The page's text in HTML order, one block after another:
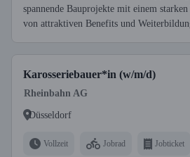
spannende Bauprojekte mit einem
von attraktiven Benefits und
Karosseriebauer*in (w/m/d)
Rheinbahn AG
Düsseldorf
Vollzeit Jobrad Jobticket